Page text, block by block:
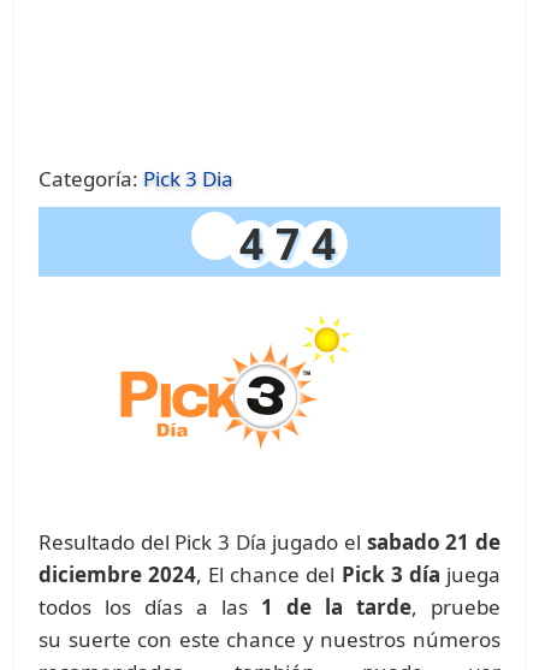
Categoría: Pick 3 Dia
4 7 4
Resultado del Pick 3 Día jugado el sabado 21 de
diciembre 2024, El chance del Pick 3 día juega
todos los días a las 1 de la tarde, pruebe
su suerte con este chance y nuestros números